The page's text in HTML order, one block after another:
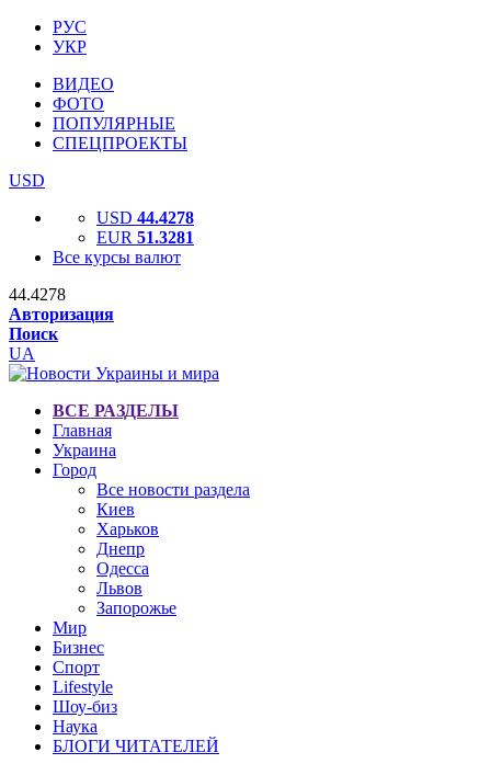
РУС
УКР
ВИДЕО
ФОТО
ПОПУЛЯРНЫЕ
СПЕЦПРОЕКТЫ
USD
USD 44.4278
EUR 51.3281
Все курсы валют
44.4278
Авторизация
Поиск
UA
ВСЕ РАЗДЕЛЫ
Главная
Украина
Город
Все новости раздела
Киев
Харьков
Днепр
Одесса
Львов
Запорожье
Мир
Бизнес
Спорт
Lifestyle
Шоу-биз
Наука
БЛОГИ ЧИТАТЕЛЕЙ